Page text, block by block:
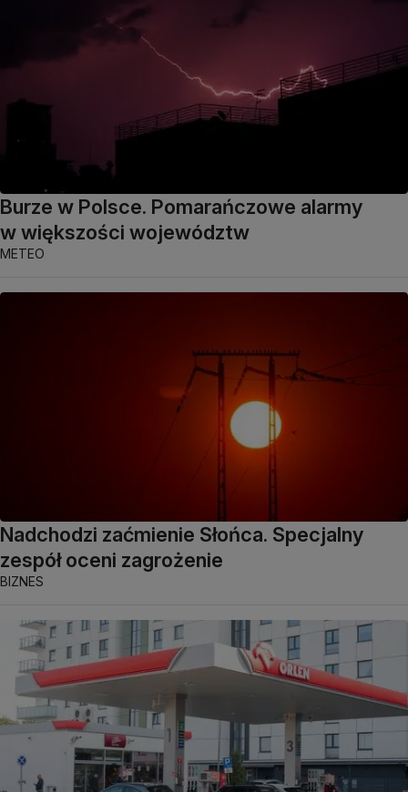
Burze w Polsce. Pomarańczowe alarmy
w większości województw
METEO
Nadchodzi zaćmienie Słońca. Specjalny
zespół oceni zagrożenie
BIZNES